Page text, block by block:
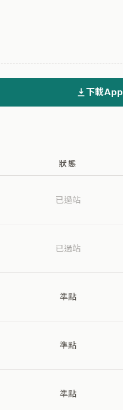
下載App
狀態
已過站
已過站
準點
準點
準點